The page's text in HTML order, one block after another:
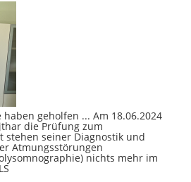
geholfen ... Am 18.06.2024
die Prüfung zum
stehen seiner Diagnostik und
Atmungsstörungen
nichts mehr im